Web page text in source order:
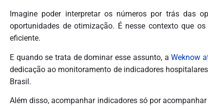
Imagine poder interpretar os números por trás das
oportunidades de otimização. É nesse contexto que
eficiente.
E quando se trata de dominar esse assunto, aWeknow
dedicação ao monitoramento de indicadores
Brasil.
Além disso, acompanhar indicadores só por